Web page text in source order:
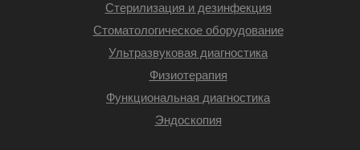
Стерилизация и дезинфекция
Стоматологическое оборудование
Ультразвуковая диагностика
Физиотерапия
Функциональная диагностика
Эндоскопия